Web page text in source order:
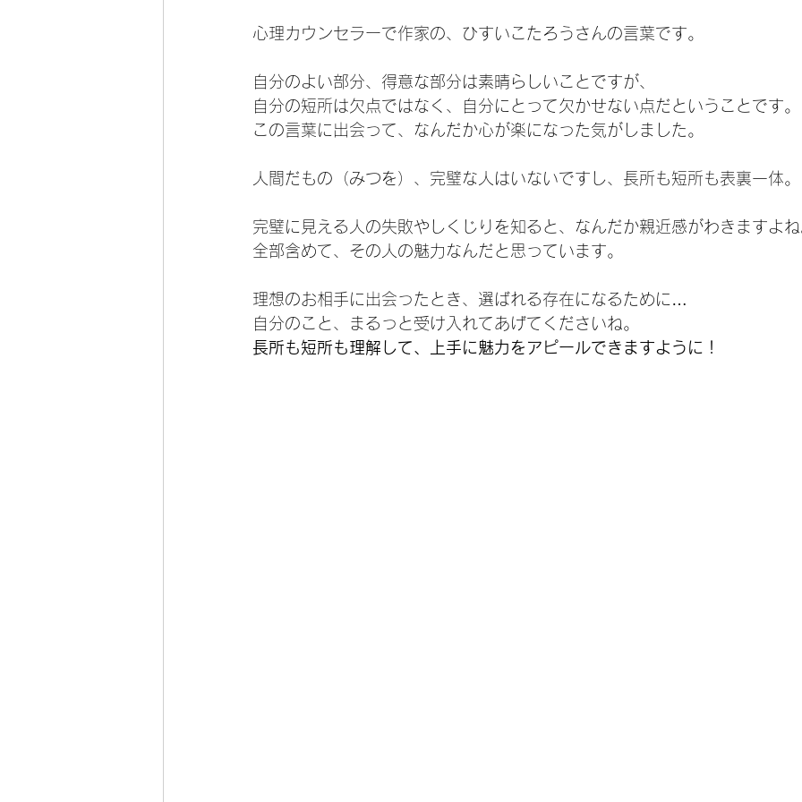
心理カウンセラーで作家の、ひすいこたろうさんの言葉です。
自分のよい部分、得意な部分は素晴らしいことですが、
自分の短所は欠点ではなく、自分にとって欠かせない点だということです。
この言葉に出会って、なんだか心が楽になった気がしました。
人間だもの（みつを）、完璧な人はいないですし、長所も短所も表裏一体。
完璧に見える人の失敗やしくじりを知ると、なんだか親近感がわきますよ
全部含めて、その人の魅力なんだと思っています。
理想のお相手に出会ったとき、選ばれる存在になるために…
自分のこと、まるっと受け入れてあげてくださいね。
長所も短所も理解して、上手に魅力をアピールできますように！